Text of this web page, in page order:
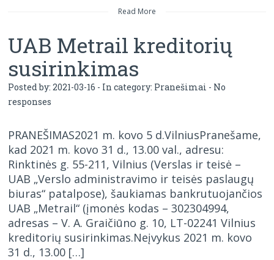
Read More
UAB Metrail kreditorių
susirinkimas
Posted by: 2021-03-16 - In category: Pranešimai - No
responses
PRANEŠIMAS2021 m. kovo 5 d.VilniusPranešame,
kad 2021 m. kovo 31 d., 13.00 val., adresu:
Rinktinės g. 55-211, Vilnius (Verslas ir teisė –
UAB „Verslo administravimo ir teisės paslaugų
biuras“ patalpose), šaukiamas bankrutuojančios
UAB „Metrail“ (įmonės kodas – 302304994,
adresas – V. A. Graičiūno g. 10, LT-02241 Vilnius
kreditorių susirinkimas.Neįvykus 2021 m. kovo
31 d., 13.00 […]